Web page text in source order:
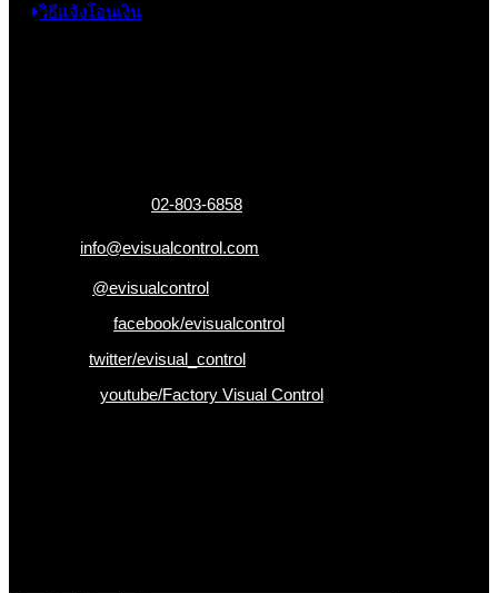
วิธีแจ้งโอนเงิน
02-803-6858
info@evisualcontrol.com
@evisualcontrol
facebook/evisualcontrol
twitter/evisual_control
youtube/Factory Visual Control